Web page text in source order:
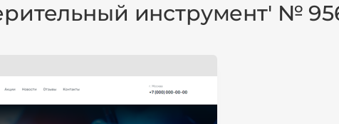
инструмент' №